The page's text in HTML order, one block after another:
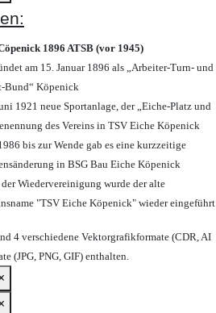
1896 ATSB (vor 1945)
am 15. Januar 1896 als „Arbeiter-Turn- und
Bund“ Köpenick
1921 neue Sportanlage, der „Eiche-Platz und
des Vereins in TSV Eiche Köpenick
bis zur Wende gab es eine kurzzeitige
in BSG Bau Eiche Köpenick
Wiedervereinigung wurde der alte
"TSV Eiche Köpenick" wieder eingeführt
4 verschiedene Vektorgrafikformate (CDR, AI
(JPG, PNG, GIF) enthalten.